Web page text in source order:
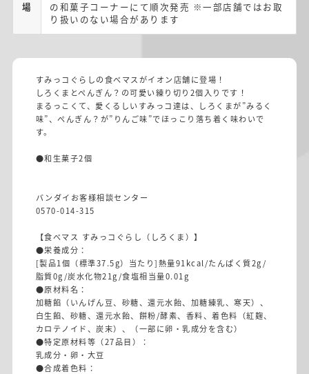
場
の和菓子コーナーにて順次発売 ※一部店舗ではお取
り扱いのない場合があります
すみっコぐらしの食べマスがイオン店舗に登場！
しろくまとぺんぎん？の可愛い練り切り2個入りです！
まるっこくて、愛くるしいすみっコ達は、しろくまが”みるく
味”、ぺんぎん？が”りんご味”でほっこり落ち着く味わいで
す。
●和生菓子2個
バンダイお客様相談センター
0570-014-315
【食べマス すみっコぐらし（しろくま）】
●栄養成分：
[製品1個（標準37.5g）当たり]熱量91kcal/たんぱく質2g/
脂質0g/炭水化物21g/食塩相当量0.01g
●原材料名：
加糖餡（いんげん豆、砂糖、還元水飴、加糖練乳、寒天）、
白生餡、砂糖、還元水飴、餅粉/酵素、香料、着色料（紅麹、
カロテノイド、炭末）、（一部に卵・乳成分を含む）
●特定原材料等（27品目）：
乳成分・卵・大豆
●合成着色料：